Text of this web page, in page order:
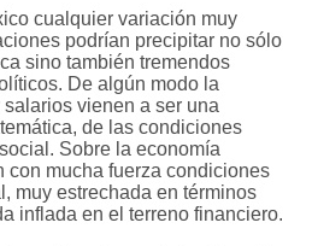
cualquier variación muy
podrían precipitar no sólo
sino también tremendos
De algún modo la
vienen a ser una
de las condiciones
Sobre la economía
con mucha fuerza condiciones
muy estrechada en términos
inflada en el terreno financiero.